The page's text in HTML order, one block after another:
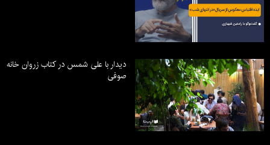
دیدار با علی شمس در کتاب زروان خانه
صوفی